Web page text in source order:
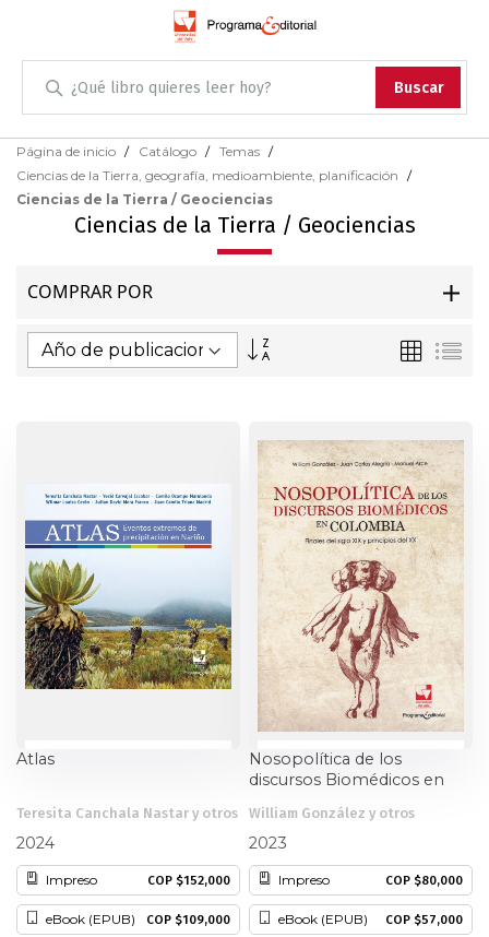
Buscar
Administración
Antropología
Arqueología
Arte
Artes escénicas
Ciencia política
Ciencias Sociales
Conflicto Armado
Construcción de paz
Diseño
Economía
Skip
Content
Página de inicio Catálogo
Temas
Ciencias de la Tierra, geografía, medioambiente, planificación
Ciencias de la Tierra / Geociencias
Ciencias de la Tierra / Geociencias
COMPRAR POR
Dirección
Parrilla
Atlas
Teresita Canchala Nastar y otros
2024
Impreso COP $152,000
eBook (EPUB) COP $109,000
Nosopolítica de los
discursos Biomédicos en
William González y otros
2023
Impreso COP $80,000
eBook (EPUB) COP $57,000